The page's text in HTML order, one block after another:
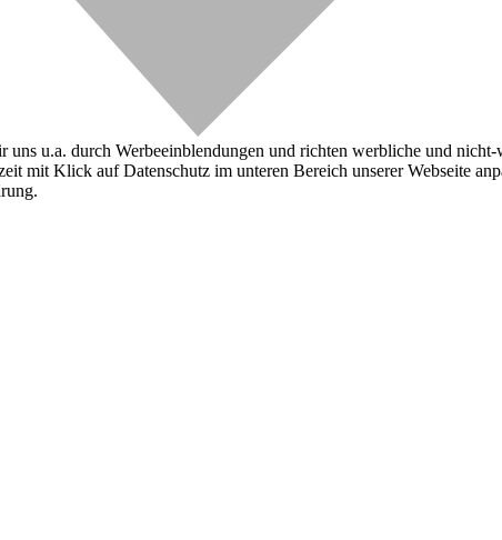
u.a. durch Werbeeinblendungen und richten werbliche und
mit Klick auf Datenschutz im unteren Bereich unserer Webseite